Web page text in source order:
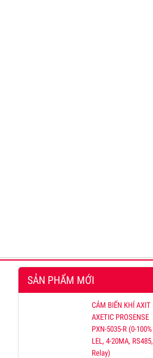
SẢN PHẨM MỚI
CẢM BIẾN KHÍ AXIT
AXETIC PROSENSE
PXN-5035-R (0-100%
LEL, 4-20MA, RS485,
Relay)